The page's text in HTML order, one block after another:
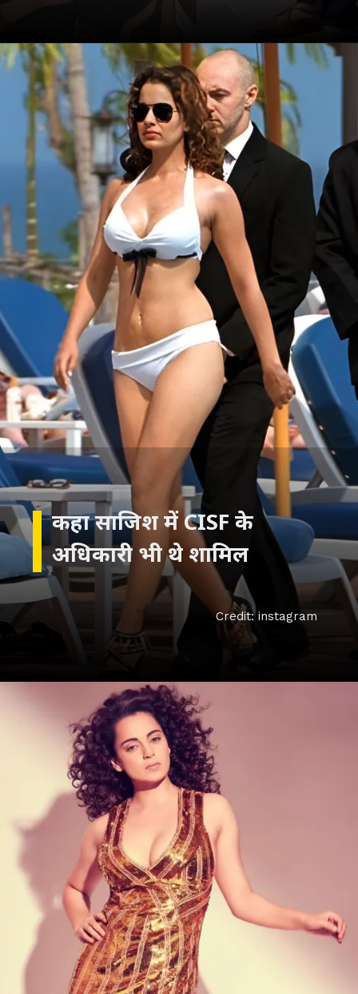
कहा साजिश में CISF के
अधिकारी भी थे शामिल
Credit: instagram